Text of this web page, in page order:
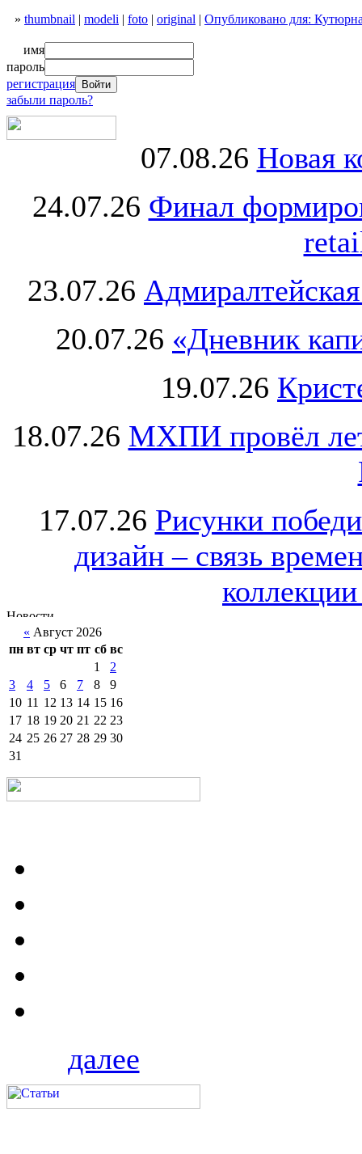
» thumbnail | modeli | foto | original | Опубликовано для:
имя
пароль
регистрация
забыли пароль?
07.08.26 Новая
24.07.26 Финал
23.07.26
20.07.26 «Дневник
19.07.26
18.07.26 МХПИ провёл
17.07.26 Рисунки
дизайн – связь
« Август 2026
пн вт ср чт пт сб вс
1
2
3
4 5 6 7 8
9
10 11 12 13 14 15 16
17 18 19 20 21 22 23
24 25 26 27 28 29 30
31
далее